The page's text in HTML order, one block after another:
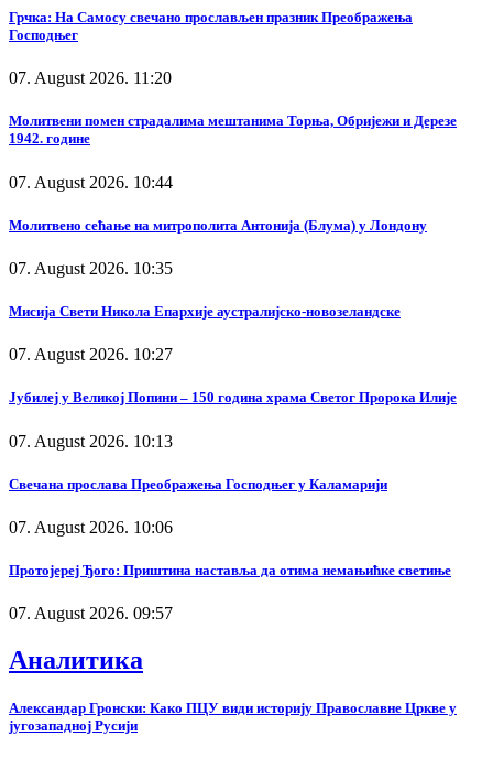
Грчка: На Самосу свечано прослављен празник Преображења
Господњег
07. August 2026. 11:20
Молитвени помен страдалима мештанима Торња, Обријежи и Дерезе
1942. године
07. August 2026. 10:44
Молитвено сећање на митрополита Антонија (Блума) у Лондону
07. August 2026. 10:35
Мисија Свети Никола Епархије аустралијско-новозеландске
07. August 2026. 10:27
Јубилеј у Великој Попини – 150 година храма Светог Пророка Илије
07. August 2026. 10:13
Свечана прослава Преображења Господњег у Каламарији
07. August 2026. 10:06
Протојереј Ђого: Приштина наставља да отима немањићке светиње
07. August 2026. 09:57
Аналитика
Александар Гронски: Како ПЦУ види историју Православне Цркве у
југозападној Русији